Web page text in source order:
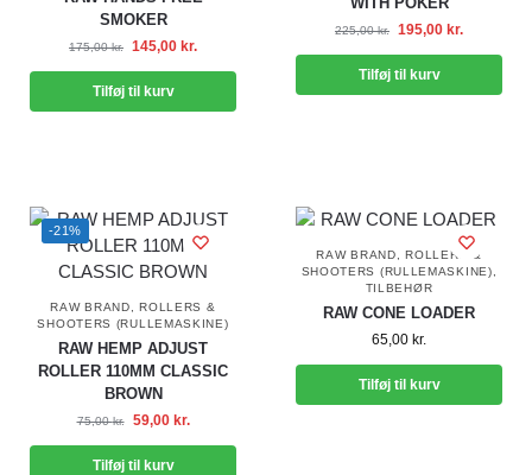
SMOKER
175,00kr. 145,00 kr.
Tilføj til kurv
225,00kr. 195,00 kr.
Tilføj til kurv
-21%
RAW BRAND ,ROLLERS &
SHOOTERS (RULLEMASKINE)
RAW HEMP ADJUST
ROLLER 110MM CLASSIC
BROWN
75,00kr. 59,00 kr.
Tilføj til kurv
RAW BRAND ,ROLLERS &
SHOOTERS (RULLEMASKINE)
TILBEHØR
RAW CONE LOADER
65,00 kr.
Tilføj til kurv